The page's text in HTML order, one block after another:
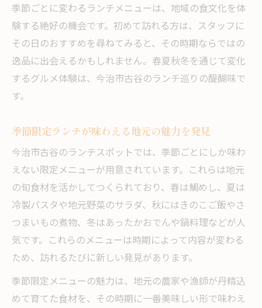
地元愛あふれる古谷の季節限定メニュー探訪記
ランチで巡る古谷の季節限定メニュー紹介
地元愛が詰まったランチ限定メニュー特集
今治市古谷のおすすめ季節限定ランチとは
この記事の執筆・監修：こがね製麺所今治・多
度津運営チーム
季節ごとに変わるランチメニューは、地域の食文化を体
験する絶好の機会です。初めて訪れる方は、スタッフに
その日のおすすめを尋ねてみると、その時期ならではの
逸品に出会えるかもしれません。春夏秋冬を通じて変化
するグルメ体験は、今治市古谷のランチ巡りの醍醐味で
す。
季節限定ランチが味わえる地元の魅力を発見
今治市古谷のランチスポットでは、季節ごとにしか味わ
えない限定メニューが用意されています。これらは地元
の旬食材を活かしてつくられており、春は鯛めし、夏は
冷製パスタや地元野菜のサラダ、秋にはきのこご飯やさ
つまいもの煮物、冬はあったかおでんや鍋料理などが人
気です。これらのメニューは時期によって内容が変わる
ため、訪れるたびに新しい発見があります。
季節限定メニューの魅力は、地元の農家や漁師が丹精込
めて育てた食材を、その時期に一番美味しい形で味わえ